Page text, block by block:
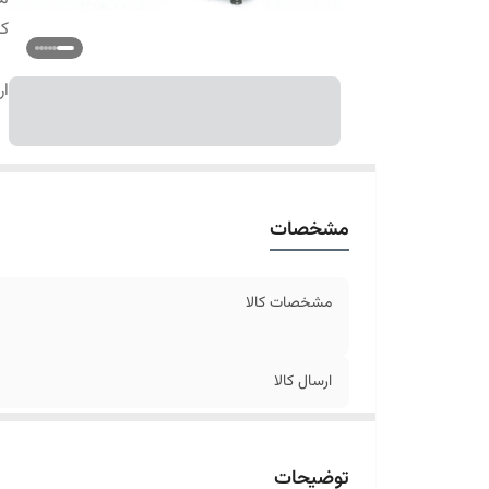
مشخصات
مشخصات کالا
ارسال کالا
توضیحات